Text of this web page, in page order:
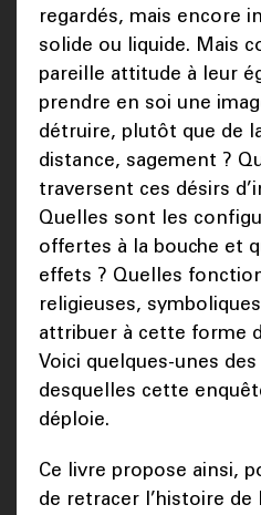
regardés, mais encore
solide ou liquide. Mais
pareille attitude à leur
prendre en soi une
détruire, plutôt que de
distance, sagement ?
traversent ces désirs
Quelles sont les
offertes à la bouche et
effets ? Quelles
religieuses,
attribuer à cette forme
Voici quelques-unes
desquelles cette
déploie.
Ce livre propose ainsi,
de retracer l’histoire de